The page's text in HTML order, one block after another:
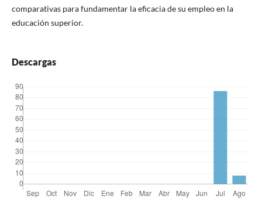
comparativas para fundamentar la eficacia de su empleo en la
educación superior.
Descargas